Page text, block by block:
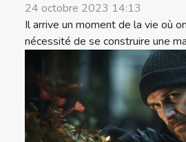
24 octobre 2023 14:13
Il arrive un moment de la vie où
nécessité de se construire une